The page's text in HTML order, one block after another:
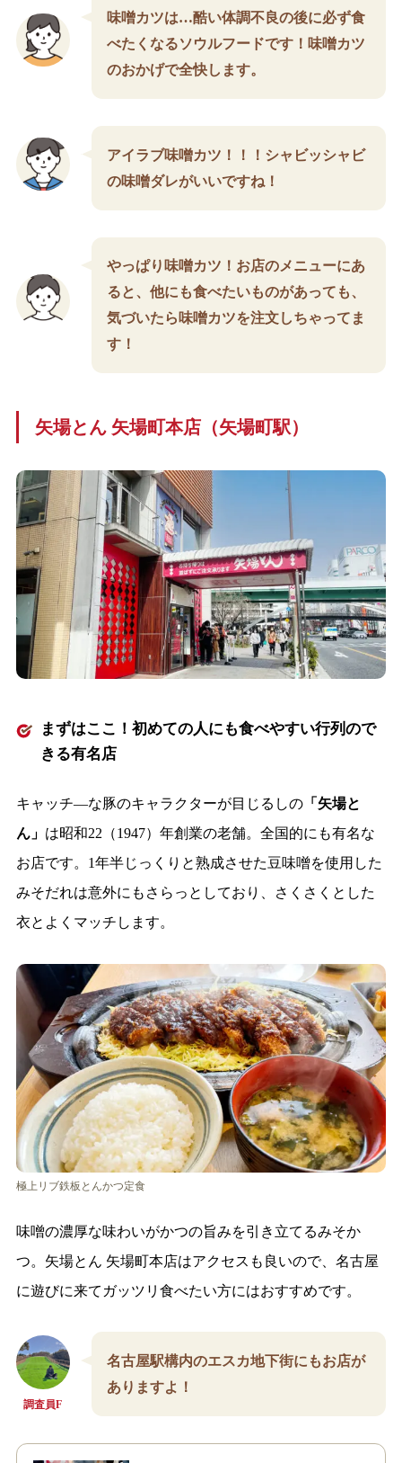
味噌カツは…酷い体調不良の後に必ず食
べたくなるソウルフードです！味噌カツ
のおかげで全快します。
アイラブ味噌カツ！！！シャビッシャビ
の味噌ダレがいいですね！
やっぱり味噌カツ！お店のメニューにあ
ると、他にも食べたいものがあっても、
気づいたら味噌カツを注文しちゃってま
す！
矢場とん 矢場町本店（矢場町駅）
まずはここ！初めての人にも食べやすい行列ので
きる有名店
キャッチ―な豚のキャラクターが目じるしの「矢場と
ん」 は昭和22（1947）年創業の老舗。全国的にも有名な
お店です。1年半じっくりと熟成させた豆味噌を使用した
みそだれは意外にもさらっとしており、さくさくとした
衣とよくマッチします。
極上リブ鉄板とんかつ定食
味噌の濃厚な味わいがかつの旨みを引き立てるみそか
つ。矢場とん 矢場町本店はアクセスも良いので、名古屋
に遊びに来てガッツリ食べたい方にはおすすめです。
調査員F
名古屋駅構内のエスカ地下街にもお店が
ありますよ！